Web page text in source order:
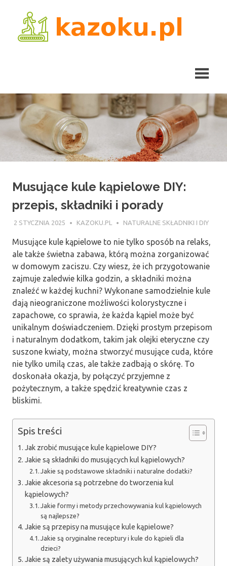
content
Musujące kule kąpielowe DIY:
przepis, składniki i porady
2 STYCZNIA 2025 KAZOKU.PL NATURALNE SKŁADNIKI I DIY
Musujące kule kąpielowe to nie tylko sposób na relaks,
ale także świetna zabawa, którą można zorganizować
w domowym zaciszu. Czy wiesz, że ich przygotowanie
zajmuje zaledwie kilka godzin, a składniki można
znaleźć w każdej kuchni? Wykonane samodzielnie kule
dają nieograniczone możliwości kolorystyczne i
zapachowe, co sprawia, że każda kąpiel może być
unikalnym doświadczeniem. Dzięki prostym przepisom
i naturalnym dodatkom, takim jak olejki eteryczne czy
suszone kwiaty, można stworzyć musujące cuda, które
nie tylko umilą czas, ale także zadbają o skórę. To
doskonała okazja, by połączyć przyjemne z
pożytecznym, a także spędzić kreatywnie czas z
bliskimi.
Spis treści
Jak zrobić musujące kule kąpielowe DIY?
Jakie są składniki do musujących kul kąpielowych?
Jakie są podstawowe składniki i naturalne dodatki?
Jakie akcesoria są potrzebne do tworzenia kul
kąpielowych?
Jakie formy i metody przechowywania kul kąpielowych
są najlepsze?
Jakie są przepisy na musujące kule kąpielowe?
Jakie są oryginalne receptury i kule do kąpieli dla
dzieci?
Jakie są zalety używania musujących kul kąpielowych?